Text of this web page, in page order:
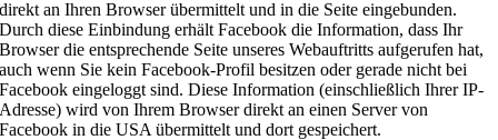
direkt an Ihren Browser übermittelt und in die Seite eingebunden.
Durch diese Einbindung erhält Facebook die Information, dass Ihr
Browser die entsprechende Seite unseres Webauftritts aufgerufen hat,
auch wenn Sie kein Facebook-Profil besitzen oder gerade nicht bei
Facebook eingeloggt sind. Diese Information (einschließlich Ihrer IP-
Adresse) wird von Ihrem Browser direkt an einen Server von
Facebook in die USA übermittelt und dort gespeichert.